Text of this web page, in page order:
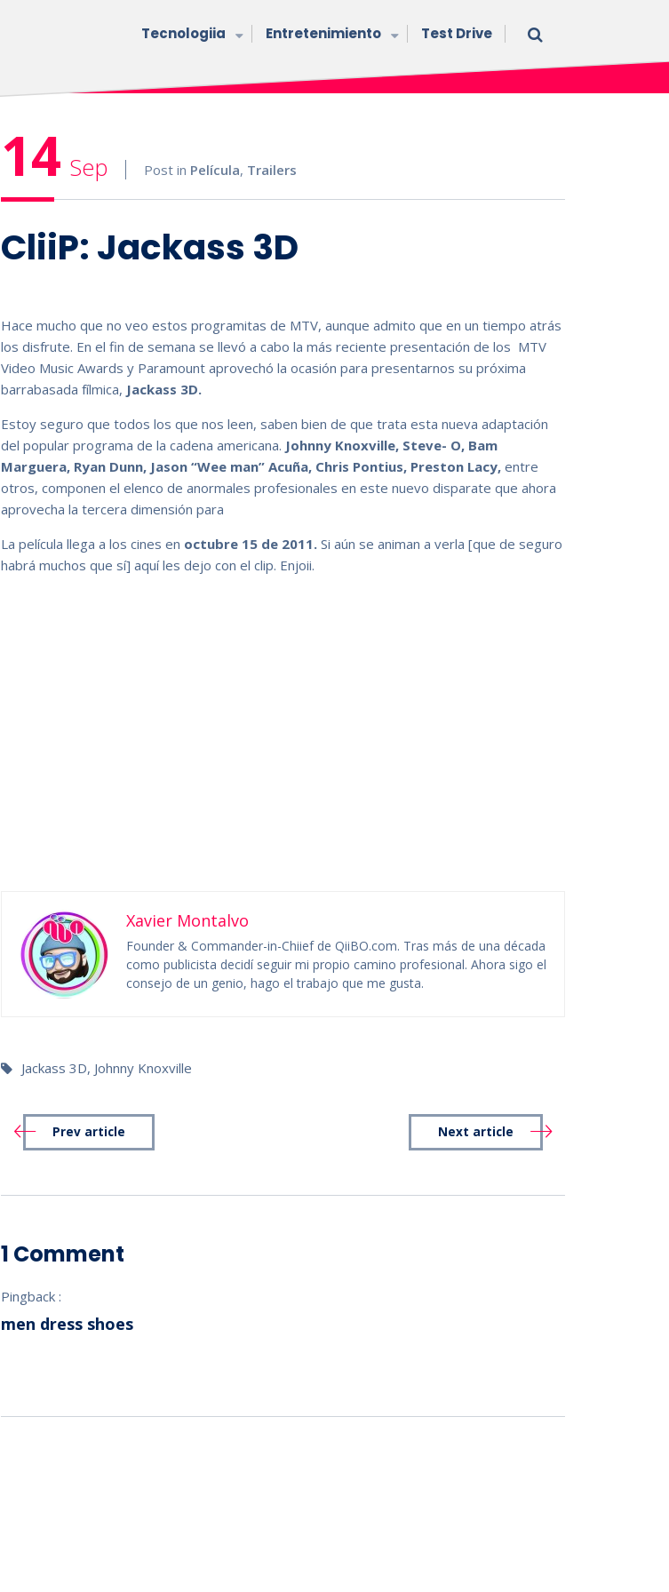
Tecnologiia Entretenimiento Test Drive
14 Sep Post in Película, Trailers
CliiP: Jackass 3D
Hace mucho que no veo estos programitas de MTV, aunque admito que en un tiempo atrás
los disfrute. En el fin de semana se llevó a cabo la más reciente presentación de los MTV
Video Music Awards y Paramount aprovechó la ocasión para presentarnos su próxima
barrabasada fílmica, Jackass 3D.
Estoy seguro que todos los que nos leen, saben bien de que trata esta nueva adaptación
del popular programa de la cadena americana. Johnny Knoxville, Steve- O, Bam
Marguera, Ryan Dunn, Jason “Wee man” Acuña, Chris Pontius, Preston Lacy, entre
otros, componen el elenco de anormales profesionales en este nuevo disparate que ahora
aprovecha la tercera dimensión para
La película llega a los cines en octubre 15 de 2011.Si aún se animan a verla [que de seguro
habrá muchos que sí] aquí les dejo con el clip. Enjoii.
Xavier Montalvo
Founder & Commander-in-Chiief de QiiBO.com. Tras más de una década
como publicista decidí seguir mi propio camino profesional. Ahora sigo el
consejo de un genio, hago el trabajo que me gusta.
Jackass 3D, Johnny Knoxville
Prev article Next article
1 Comment
Pingback :
men dress shoes